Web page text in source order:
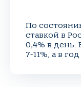
По
ставкой в
0,4% в день.
7-11%, а в